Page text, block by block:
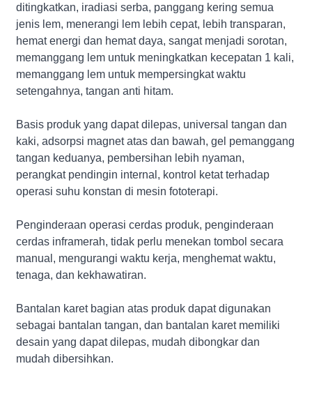
ditingkatkan, iradiasi serba, panggang kering semua
jenis lem, menerangi lem lebih cepat, lebih transparan,
hemat energi dan hemat daya, sangat menjadi sorotan,
memanggang lem untuk meningkatkan kecepatan 1 kali,
memanggang lem untuk mempersingkat waktu
setengahnya, tangan anti hitam.
Basis produk yang dapat dilepas, universal tangan dan
kaki, adsorpsi magnet atas dan bawah, gel pemanggang
tangan keduanya, pembersihan lebih nyaman,
perangkat pendingin internal, kontrol ketat terhadap
operasi suhu konstan di mesin fototerapi.
Penginderaan operasi cerdas produk, penginderaan
cerdas inframerah, tidak perlu menekan tombol secara
manual, mengurangi waktu kerja, menghemat waktu,
tenaga, dan kekhawatiran.
Bantalan karet bagian atas produk dapat digunakan
sebagai bantalan tangan, dan bantalan karet memiliki
desain yang dapat dilepas, mudah dibongkar dan
mudah dibersihkan.